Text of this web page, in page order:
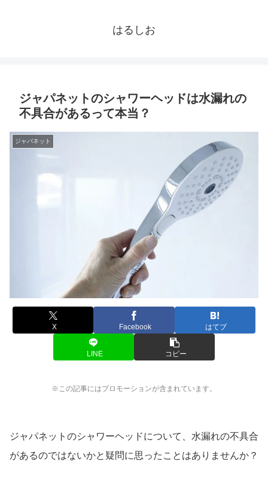
はるしお
ジャパネットのシャワーヘッドは水漏れの
不具合があるって本当？
ジャパネット
X Facebook はてブ
LINE コピー
※この記事にはプロモーションが含まれています。
ジャパネットのシャワーヘッドについて、水漏れの不具合
があるのではないかと疑問に思ったことはありませんか？